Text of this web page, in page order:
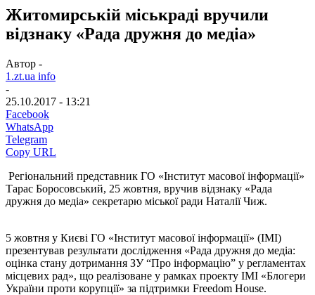
Житомирській міськраді вручили
відзнаку «Рада дружня до медіа»
Автор -
1.zt.ua info
-
25.10.2017 - 13:21
Facebook
WhatsApp
Telegram
Copy URL
Регіональний представник ГО «Інститут масової інформації»
Тарас Боросовський, 25 жовтня, вручив відзнаку «Рада
дружня до медіа» секретарю міської ради Наталії Чиж.
5 жовтня у Києві ГО «Інститут масової інформації» (ІМІ)
презентував результати дослідження «Рада дружня до медіа:
оцінка стану дотримання ЗУ “Про інформацію” у регламентах
місцевих рад», що реалізоване у рамках проекту ІМІ «Блогери
України проти корупції» за підтримки Freedom House.